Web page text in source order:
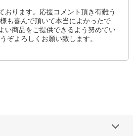
おります。応援コメント頂き有難う
も喜んで頂いて本当によかったで
い商品をご提供できるよう努めてい
ぞよろしくお願い致します。